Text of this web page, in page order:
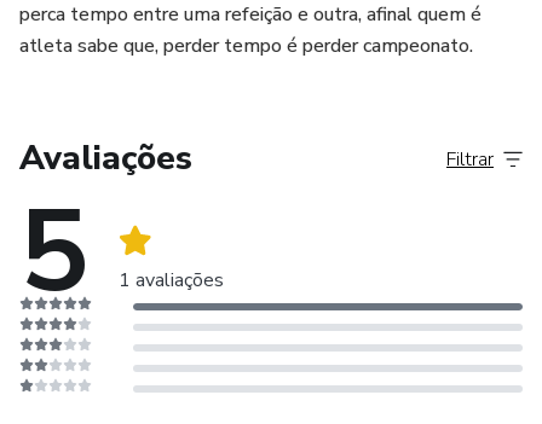
perca tempo entre uma refeição e outra, afinal quem é
atleta sabe que, perder tempo é perder campeonato.
Avaliações
5 1 avaliações
Filtrar